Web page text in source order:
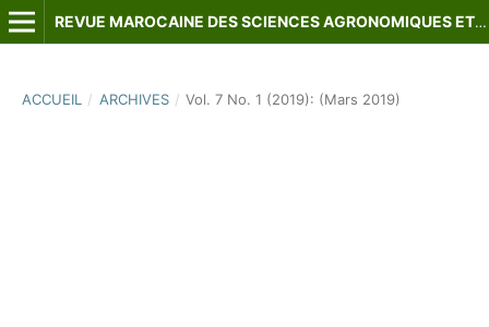
REVUE MAROCAINE DES SCIENCES AGRONOMIQUES ET VÉTÉRINAIRES
ACCUEIL / ARCHIVES / Vol. 7 No. 1 (2019): (Mars 2019)